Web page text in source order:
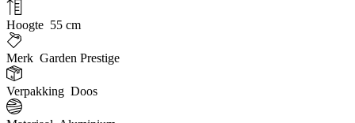
Hoogte 55 cm
Merk Garden Prestige
Verpakking Doos